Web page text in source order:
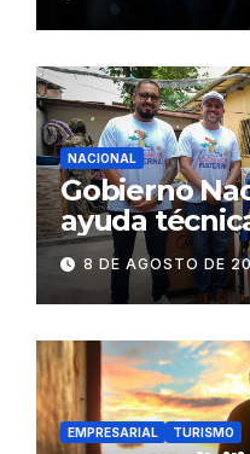
NACIONAL
Gobierno
ayuda
Bono
familia en
8 DE AGOSTO DE
EMPRESARIAL TURISMO